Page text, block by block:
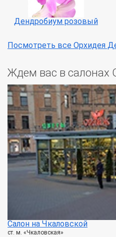
Дендробиум розовый
Посмотреть все Орхидея
Ждем вас в
Салон на Чкаловской
ст. м. «Чкаловская»